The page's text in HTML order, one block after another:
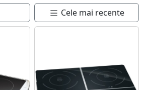
Cele mai recente